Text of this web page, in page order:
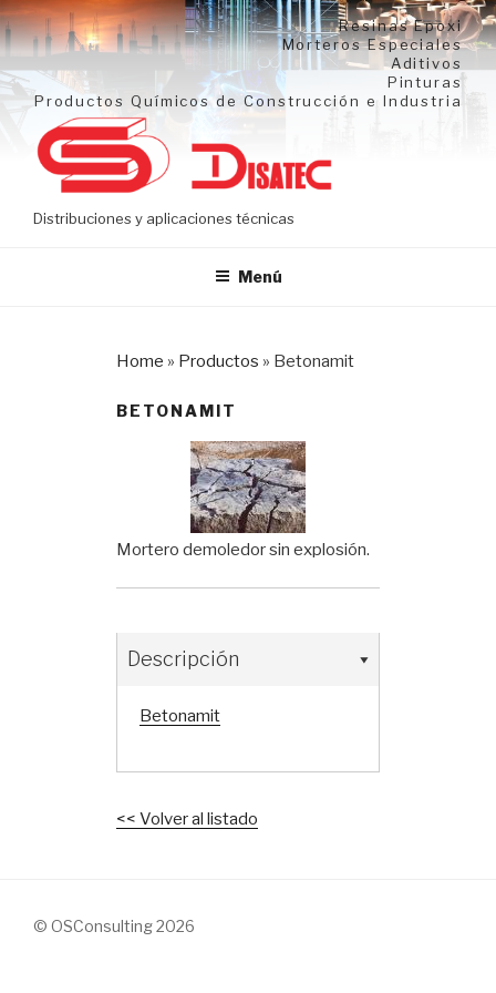
Ir
al
contenido
Resinas Epoxi
Morteros Especiales
Aditivos
Pinturas
Productos Químicos de Construcción e Industria
Distribuciones y aplicaciones técnicas
Menú
Home » Productos » Betonamit
BETONAMIT
Mortero demoledor sin explosión.
Descripción
Betonamit
<< Volver al listado
© OSConsulting 2026